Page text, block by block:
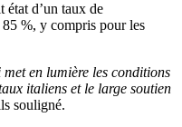
état d’un taux de
%, y compris pour les
en lumière les conditions
italiens et le large soutien
souligné.